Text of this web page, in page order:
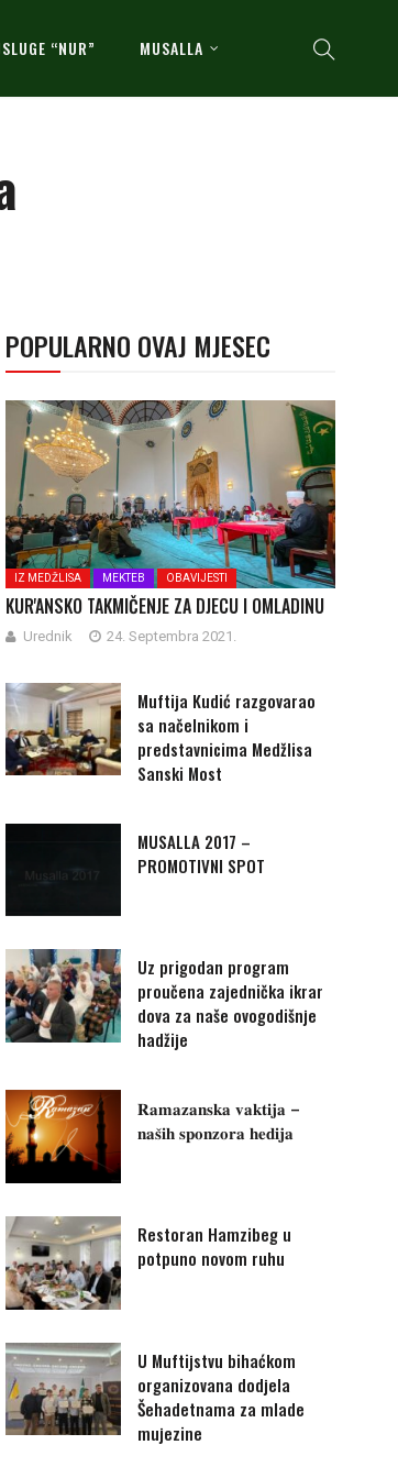
“NUR” MUSALLA
POPULARNO OVAJ MJESEC
IZ MEDŽLISA MEKTEB OBAVIJESTI
KUR'ANSKO TAKMIČENJE ZA DJECU I OMLADINU
Urednik 24. Septembra 2021.
Muftija Kudić razgovarao
sa načelnikom i
predstavnicima Medžlisa
Sanski Most
MUSALLA 2017 –
PROMOTIVNI SPOT
Uz prigodan program
proučena zajednička ikrar
dova za naše ovogodišnje
hadžije
𝐑𝐚𝐦𝐚𝐳𝐚𝐧𝐬𝐤𝐚 𝐯𝐚𝐤𝐭𝐢𝐣𝐚 –
𝐧𝐚𝐬̌𝐢𝐡 𝐬𝐩𝐨𝐧𝐳𝐨𝐫𝐚 𝐡𝐞𝐝𝐢𝐣𝐚
Restoran Hamzibeg u
potpuno novom ruhu
U Muftijstvu bihaćkom
organizovana dodjela
Šehadetnama za mlade
mujezine